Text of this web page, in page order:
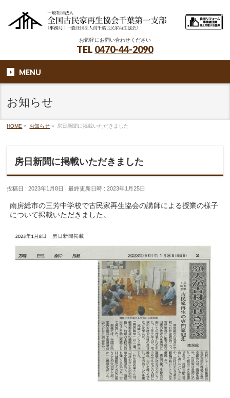
お気軽にお問い合わせください
TEL 0470-44-2090
MENU
お知らせ
HOME » お知らせ » 房日新聞に掲載いただきました
房日新聞に掲載いただきました
投稿日 : 2023年1月8日 最終更新日時 : 2023年1月25日
南房総市の三芳中学校で古民家再生協会の講師による授業の様子
について掲載いただきました。